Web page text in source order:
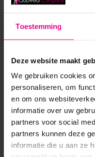
Toestemming
Deze website maakt
We gebruiken cookies
personaliseren, om
en om ons
informatie over uw
partners voor social
partners kunnen deze
informatie die u aan ze